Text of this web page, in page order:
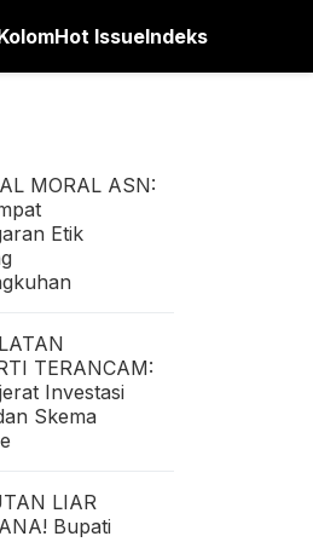
Hot IssueIndeks
MORAL ASN:
Etik
TERANCAM:
Investasi
Skema
LIAR
Bupati